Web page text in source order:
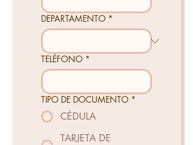
DEPARTAMENTO *
TELÉFONO *
TIPO DE DOCUMENTO *
CÉDULA
TARJETA DE